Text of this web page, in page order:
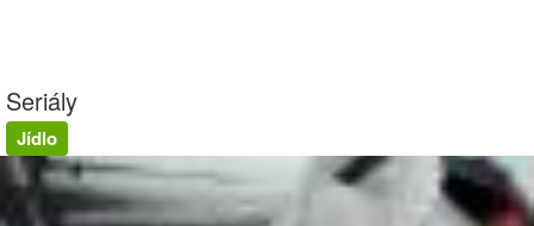
Seriály
Jídlo